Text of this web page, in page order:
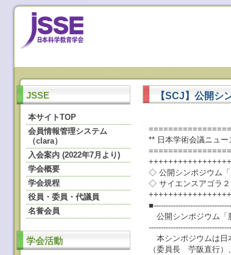
JSSE
本サイトTOP
会員情報管理システム
（clara）
入会案内 (2022年7月より)
学会概要
学会規程
役員・委員・代議員
名誉会員
学会活動
【SCJ】公開シ
** 日本学術会議ニュー
◇ 公開シンポジウム「
◇ サイエンスアゴラ２
公開シンポジウム「
本シンポジウムは日
（委員長 苧阪直行